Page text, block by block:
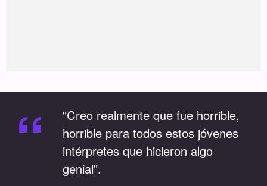
“
"Creo realmente que fue horrible,
horrible para todos estos jóvenes
intérpretes que hicieron algo
genial".